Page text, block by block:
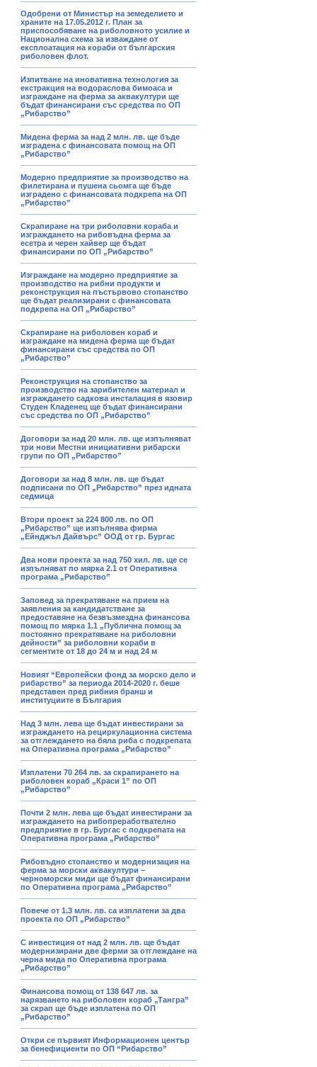
Одобрени от Министър на земеделието и
храните на 17.05.2012 г. План за
приспособяване на риболовното усилие и
Национална схема за изваждане от
експлоатация на кораби от българския
риболовен флот.
Изпитване на иновативна технология за
екстракция на водораслова бимоаса и
изграждане на ферма за аквакултури ще
бъдат финансирани със средства по ОП
„Рибарство”
Мидена ферма за над 2 млн. лв. ще бъде
изградена с финансовата помощ на ОП
„Рибарство”
Модерно предприятие за производство на
филетирана и пушена сьомга ще бъде
изградено с финансовата подкрепа на ОП
„Рибарство”
Скрапиране на три риболовни кораба и
изграждането на рибовъдна ферма за
есетра и черен хайвер ще бъдат
финансирани по ОП „Рибарство”
Изграждане на модерно предприятие за
производство на рибни продукти и
реконструкция на пъстървово стопанство
ще бъдат реализирани с финансовата
подкрепа на ОП „Рибарство”
Скрапиране на риболовен кораб и
изграждане на мидена ферма ще бъдат
финансирани със средства по ОП
„Рибарство”
Реконструкция на стопанство за
производство на зарибителен материал и
изграждането садкова инсталация в язовир
Студен Кладенец ще бъдат финансирани
със средства по ОП „Рибарство”
Договори за над 20 млн. лв. ще изпълняват
три нови Местни инициативни рибарски
групи по ОП „Рибарство”
Договори за над 8 млн. лв. ще бъдат
подписани по ОП „Рибарство” през идната
седмица
Втори проект за 224 800 лв. по ОП
„Рибарство” ще изпълнява фирма
„Ейнджъл Дайвърс” ООД от гр. Бургас
Два нови проекта за над 750 хил. лв. ще се
изпълняват по мярка 2.1 от Оперативна
програма „Рибарство”
Заповед за прекратяване на прием на
заявления за кандидатстване за
предоставяне на безвъзмездна финансова
помощ по мярка 1.1 „Публична помощ за
постоянно прекратяване на риболовни
дейности” за риболовни кораби в
сегментите от 18 до 24 м и над 24 м
Новият “Европейски фонд за морско дело и
рибарство” за периода 2014-2020 г. беше
представен пред рибния бранш и
институциите в България
Над 3 млн. лева ще бъдат инвестирани за
изграждането на рециркулационна система
за отглеждането на бяла риба с подкрепата
на Оперативна програма „Рибарство”
Изплатени 70 264 лв. за скрапирането на
риболовен кораб „Краси 1” по ОП
„Рибарство”
Почти 2 млн. лева ще бъдат инвестирани за
изграждането на рибопреработвателно
предприятие в гр. Бургас с подкрепата на
Оперативна програма „Рибарство”
Рибовъдно стопанство и модернизация на
ферма за морски аквакултури –
черноморски миди ще бъдат финансирани
по Оперативна програма „Рибарство”
Повече от 1.3 млн. лв. са изплатени за два
проекта по ОП „Рибарство”
С инвестиция от над 2 млн. лв. ще бъдат
модернизирани две ферми за отглеждане на
черна мида по Оперативна програма
„Рибарство”
Финансова помощ от 138 647 лв. за
нарязването на риболовен кораб „Тангра”
за скрап ще бъде изплатена по ОП
„Рибарство”
Откри се първият Информационен център
за бенефициенти по ОП “Рибарство”